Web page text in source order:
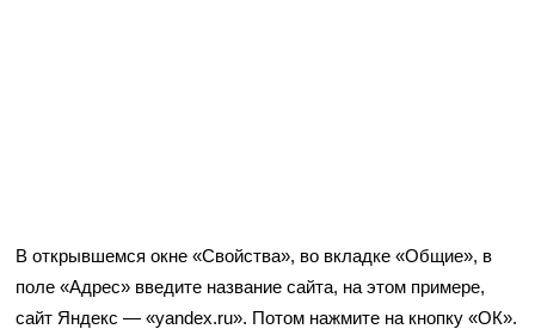
В открывшемся окне «Свойства», во вкладке «Общие», в
поле «Адрес» введите название сайта, на этом примере,
сайт Яндекс — «yandex.ru». Потом нажмите на кнопку «ОК».